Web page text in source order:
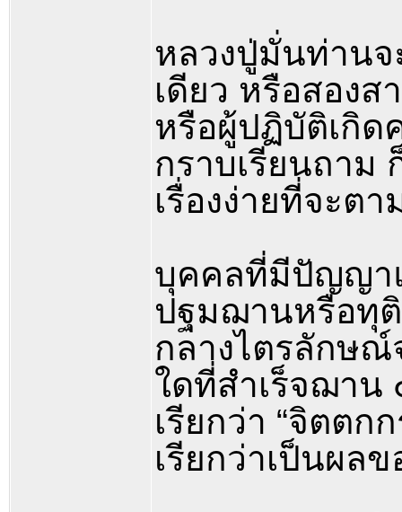
หลวงปู่มั่นท่านจ
เดียว หรือสอง
หรือผู้ปฏิบัติเกิด
กราบเรียนถาม
เรื่องง่ายที่จะต
บุคคลที่มีปัญญา
ปฐมฌานหรือทุ
กลางไตรลักษณ์
ใดที่สำเร็จฌาน
เรียกว่า “จิตตก
เรียกว่าเป็นผล